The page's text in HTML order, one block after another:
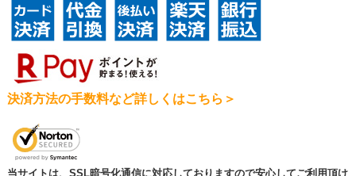
決済方法の手数料など詳しくはこちら＞
当サイトは、SSL暗号化通信に対応しておりますので安心してご利用頂け